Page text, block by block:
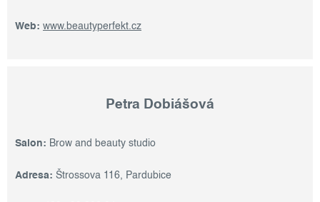
Web: www.beautyperfekt.cz
Petra Dobiášová
Salon: Brow and beauty studio
Adresa: Štrossova 116, Pardubice